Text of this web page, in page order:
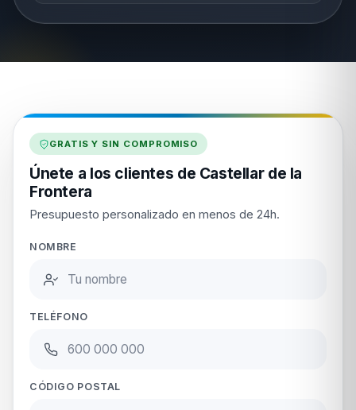
GRATIS Y SIN COMPROMISO
Únete a los clientes de Castellar de la
Frontera
Presupuesto personalizado en menos de 24h.
NOMBRE
TELÉFONO
CÓDIGO POSTAL